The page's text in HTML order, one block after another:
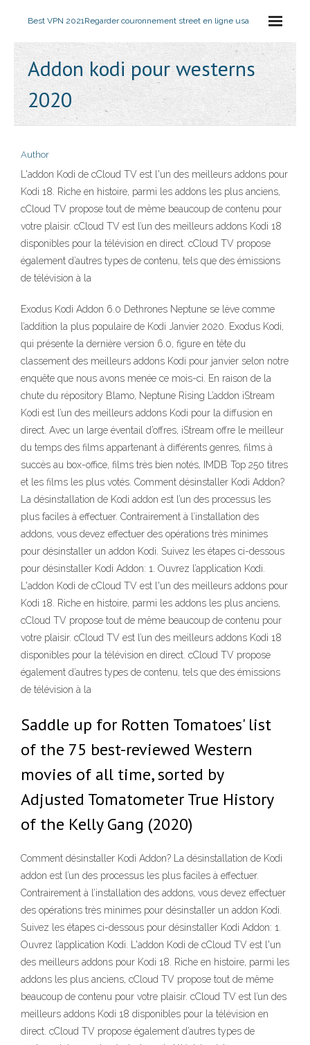
Best VPN 2021Regarder couronnement street en ligne usa
Addon kodi pour westerns
2020
Author
L'addon Kodi de cCloud TV est l'un des meilleurs addons pour
Kodi 18. Riche en histoire, parmi les addons les plus anciens,
cCloud TV propose tout de même beaucoup de contenu pour
votre plaisir. cCloud TV est l’un des meilleurs addons Kodi 18
disponibles pour la télévision en direct. cCloud TV propose
également d’autres types de contenu, tels que des émissions
de télévision à la
Exodus Kodi Addon 6.0 Dethrones Neptune se lève comme
l’addition la plus populaire de Kodi Janvier 2020. Exodus Kodi,
qui présente la dernière version 6.0, figure en tête du
classement des meilleurs addons Kodi pour janvier selon notre
enquête que nous avons menée ce mois-ci. En raison de la
chute du répository Blamo, Neptune Rising L’addon iStream
Kodi est l’un des meilleurs addons Kodi pour la diffusion en
direct. Avec un large éventail d’offres, iStream offre le meilleur
du temps des films appartenant à différents genres, films à
succès au box-office, films très bien notés, IMDB Top 250 titres
et les films les plus votés. Comment désinstaller Kodi Addon?
La désinstallation de Kodi addon est l’un des processus les
plus faciles à effectuer. Contrairement à l’installation des
addons, vous devez effectuer des opérations très minimes
pour désinstaller un addon Kodi. Suivez les étapes ci-dessous
pour désinstaller Kodi Addon: 1. Ouvrez l’application Kodi.
L'addon Kodi de cCloud TV est l'un des meilleurs addons pour
Kodi 18. Riche en histoire, parmi les addons les plus anciens,
cCloud TV propose tout de même beaucoup de contenu pour
votre plaisir. cCloud TV est l’un des meilleurs addons Kodi 18
disponibles pour la télévision en direct. cCloud TV propose
également d’autres types de contenu, tels que des émissions
de télévision à la
Saddle up for Rotten Tomatoes' list
of the 75 best-reviewed Western
movies of all time, sorted by
Adjusted Tomatometer True History
of the Kelly Gang (2020)
Comment désinstaller Kodi Addon? La désinstallation de Kodi
addon est l’un des processus les plus faciles à effectuer.
Contrairement à l’installation des addons, vous devez effectuer
des opérations très minimes pour désinstaller un addon Kodi.
Suivez les étapes ci-dessous pour désinstaller Kodi Addon: 1.
Ouvrez l’application Kodi. L'addon Kodi de cCloud TV est l'un
des meilleurs addons pour Kodi 18. Riche en histoire, parmi les
addons les plus anciens, cCloud TV propose tout de même
beaucoup de contenu pour votre plaisir. cCloud TV est l’un des
meilleurs addons Kodi 18 disponibles pour la télévision en
direct. cCloud TV propose également d’autres types de